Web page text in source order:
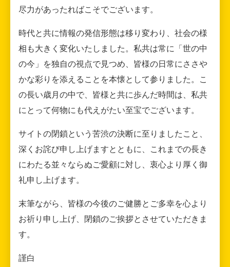
尽力があったればこそでございます。
時代と共に情報の発信形態は移り変わり、社会の様
相も大きく変化いたしました。私共は常に「世の中
の今」を独自の視点で見つめ、皆様の日常にささや
かな彩りを添えることを本懐として参りました。こ
の長い歳月の中で、皆様と共に歩んだ時間は、私共
にとって何物にも代えがたい至宝でございます。
サイトの閉鎖という苦渋の決断に至りましたこと、
深くお詫び申し上げますとともに、これまでの長き
にわたる並々ならぬご愛顧に対し、衷心より厚く御
礼申し上げます。
末筆ながら、皆様の今後のご健勝とご多幸を心より
お祈り申し上げ、閉鎖のご挨拶とさせていただきま
す。
謹白